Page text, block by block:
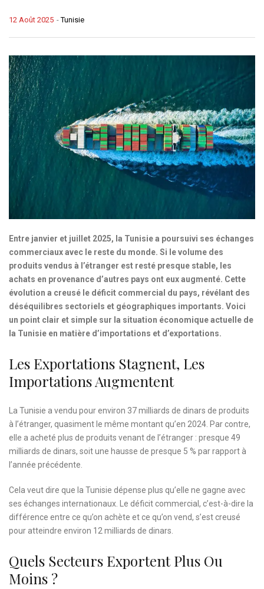
-Tunisie
12 Août 2025
Entre janvier et juillet 2025, la Tunisie a poursuivi ses échanges
commerciaux avec le reste du monde. Si le volume des
produits vendus à l’étranger est resté presque stable, les
achats en provenance d’autres pays ont eux augmenté. Cette
évolution a creusé le déficit commercial du pays, révélant des
déséquilibres sectoriels et géographiques importants. Voici
un point clair et simple sur la situation économique actuelle de
la Tunisie en matière d’importations et d’exportations.
Les Exportations Stagnent, Les
Importations Augmentent
La Tunisie a vendu pour environ 37 milliards de dinars de produits
à l’étranger, quasiment le même montant qu’en 2024. Par contre,
elle a acheté plus de produits venant de l’étranger : presque 49
milliards de dinars, soit une hausse de presque 5 % par rapport à
l’année précédente.
Cela veut dire que la Tunisie dépense plus qu’elle ne gagne avec
ses échanges internationaux. Le déficit commercial, c’est-à-dire la
différence entre ce qu’on achète et ce qu’on vend, s’est creusé
pour atteindre environ 12 milliards de dinars.
Quels Secteurs Exportent Plus Ou
Moins ?